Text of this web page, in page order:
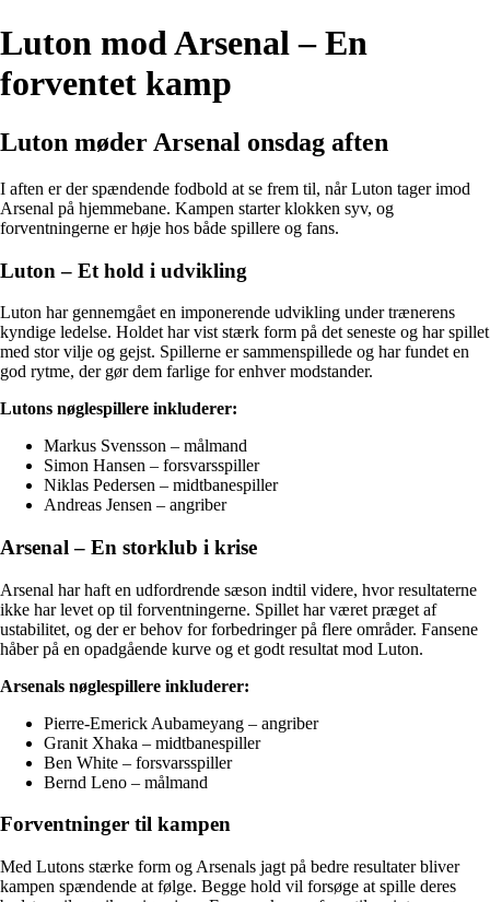
Luton mod Arsenal – En
forventet kamp
Luton møder Arsenal onsdag aften
I aften er der spændende fodbold at se frem til, når Luton tager imod
Arsenal på hjemmebane. Kampen starter klokken syv, og
forventningerne er høje hos både spillere og fans.
Luton – Et hold i udvikling
Luton har gennemgået en imponerende udvikling under trænerens
kyndige ledelse. Holdet har vist stærk form på det seneste og har spillet
med stor vilje og gejst. Spillerne er sammenspillede og har fundet en
god rytme, der gør dem farlige for enhver modstander.
Lutons nøglespillere inkluderer:
Markus Svensson – målmand
Simon Hansen – forsvarsspiller
Niklas Pedersen – midtbanespiller
Andreas Jensen – angriber
Arsenal – En storklub i krise
Arsenal har haft en udfordrende sæson indtil videre, hvor resultaterne
ikke har levet op til forventningerne. Spillet har været præget af
ustabilitet, og der er behov for forbedringer på flere områder. Fansene
håber på en opadgående kurve og et godt resultat mod Luton.
Arsenals nøglespillere inkluderer:
Pierre-Emerick Aubameyang – angriber
Granit Xhaka – midtbanespiller
Ben White – forsvarsspiller
Bernd Leno – målmand
Forventninger til kampen
Med Lutons stærke form og Arsenals jagt på bedre resultater bliver
kampen spændende at følge. Begge hold vil forsøge at spille deres